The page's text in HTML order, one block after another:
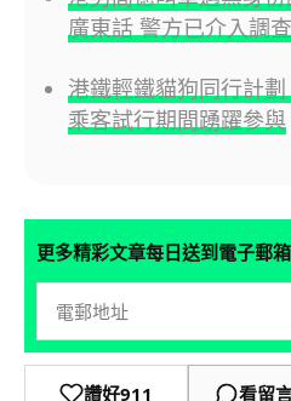
廣東話 警方已介入調查
港鐵輕鐵貓狗同行計
乘客試行期間踴躍參與
更多精彩文章每日送到電子郵箱
讚好911 看留